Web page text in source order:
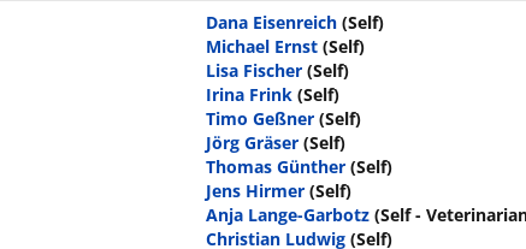
Dana Eisenreich (Self)
Michael Ernst (Self)
Lisa Fischer (Self)
Irina Frink (Self)
Timo Geßner (Self)
Jörg Gräser (Self)
Thomas Günther (Self)
Jens Hirmer (Self)
Anja Lange-Garbotz (Self -
Christian Ludwig (Self)